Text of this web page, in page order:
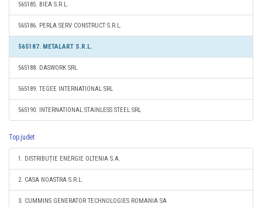
565185. BIEA S.R.L.
565186. PERLA SERV CONSTRUCT S.R.L.
565187. METALART S.R.L.
565188. DASWORK SRL
565189. TEGEE INTERNATIONAL SRL
565190. INTERNATIONAL STAINLESS STEEL SRL
Top judet
1. DISTRIBUȚIE ENERGIE OLTENIA S.A.
2. CASA NOASTRA S.R.L.
3. CUMMINS GENERATOR TECHNOLOGIES ROMANIA SA